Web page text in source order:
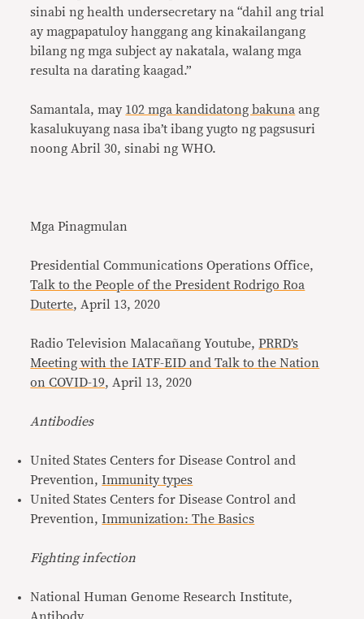
sinabi ng health undersecretary na “dahil ang trial
ay magpapatuloy hanggang ang kinakailangang
bilang ng mga subject ay nakatala, walang mga
resulta na darating kaagad.”
Samantala, may 102 mga kandidatong bakuna ang
kasalukuyang nasa iba’t ibang yugto ng pagsusuri
noong Abril 30, sinabi ng WHO.
Mga Pinagmulan
Presidential Communications Operations Office,
Talk to the People of the President Rodrigo Roa
Duterte, April 13, 2020
Radio Television Malacañang Youtube,PRRD’s
Meeting with the IATF-EID and Talk to the Nation
on COVID-19, April 13, 2020
Antibodies
United States Centers for Disease Control and
Prevention,Immunity types
United States Centers for Disease Control and
Prevention,Immunization: The Basics
Fighting infection
National Human Genome Research Institute,